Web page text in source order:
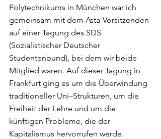
Polytechnikums in München war ich
gemeinsam mit dem Asta-Vorsitzenden
auf einer Tagung des SDS
(Sozialistischer Deutscher
Studentenbund), bei dem wir beide
Mitglied waren. Auf dieser Tagung in
Frankfurt ging es um die Überwindung
traditioneller Uni–Strukturen, um die
Freiheit der Lehre und um die
künftigen Probleme, die der
Kapitalismus hervorrufen werde.